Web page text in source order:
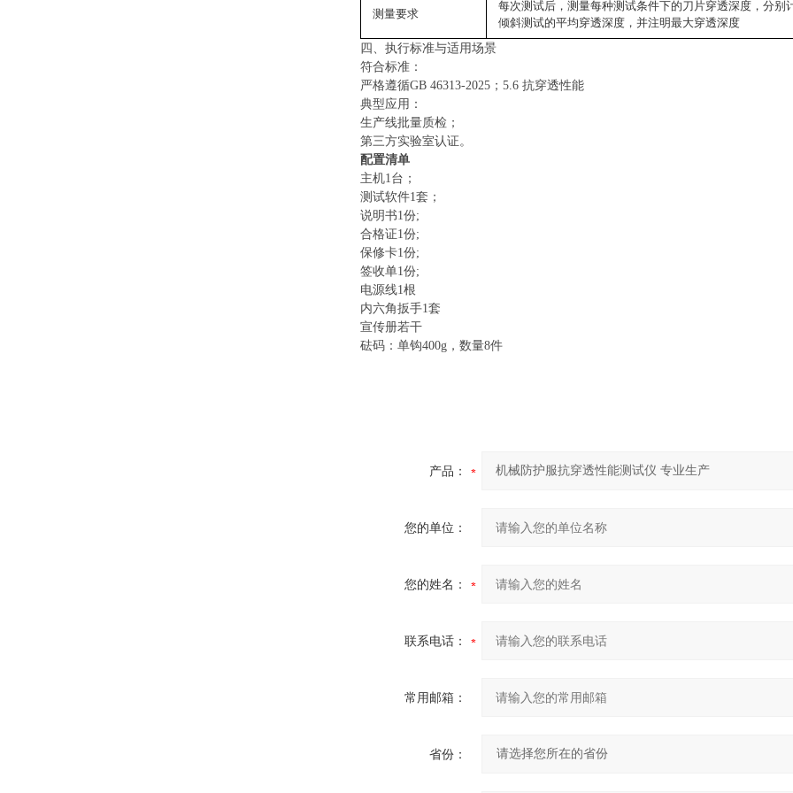
测量要求
每次测试后，测量每种测试条件下的刀片穿透深度，分别
倾斜测试的平均穿透深度，并注明最大穿透深度
四 、 执行标准与适用场景‌
符合标准：
严格遵循GB 46313-2025 ；5.6 抗穿透性能
‌典型应用‌：
生产线批量质检；
第三方实验室认证。
配置清单
主机1台；
测试软件1套；
说明书1份;
合格证1份;
保修卡1份;
签收单1份;
电源线1根
内六角扳手1套
宣传册若干
砝码： 单钩400g，数量8件
产品：
您的单位：
您的姓名：
联系电话：
常用邮箱：
省份：